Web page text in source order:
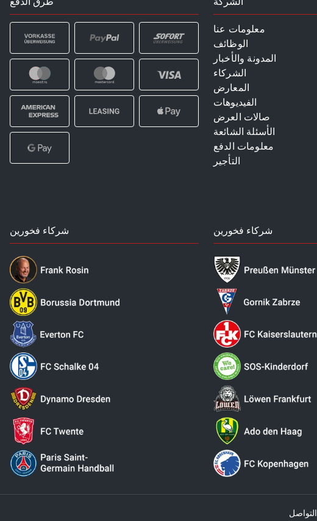
معلومات عنا
الوظائف
المدونة والأخبار
الشركاء
المعارض
الفيديوهات
صالات العرض
الأسئلة الشائعة
معلومات الدفع
التأجير
شركاء فخورين شركاء فخورين
التواصل